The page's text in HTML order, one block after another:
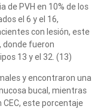
de PVH en 10% de los
el 6 y el 16,
con lesión, este
donde fueron
13 y el 32. (13)
y encontraron una
bucal, mientras
este porcentaje